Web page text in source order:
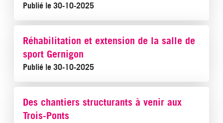
Publié le 30-10-2025
Réhabilitation et extension de la salle de
sport Gernigon
Publié le 30-10-2025
Des chantiers structurants à venir aux
Trois-Ponts